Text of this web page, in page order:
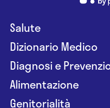
Salute
Dizionario Medico
Diagnosi e
Alimentazione
Genitorialità